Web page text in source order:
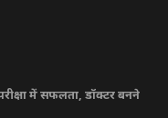
में सफलता, डॉक्टर बनने